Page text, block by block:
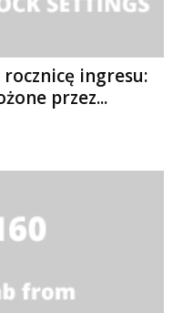
ingresu:
przez...